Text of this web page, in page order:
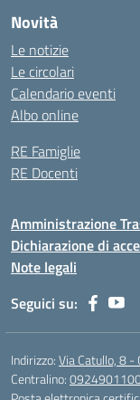
Novità
Le notizie
Le circolari
Calendario eventi
Albo online
RE Famiglie
RE Docenti
Amministrazione
Dichiarazione di
Note legali
Seguici su:
Indirizzo:Via Catullo, 8 -
Centralino: